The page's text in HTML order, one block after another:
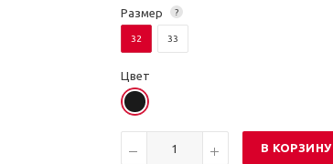
?
Размер
32 33
Цвет
В КОРЗИНУ